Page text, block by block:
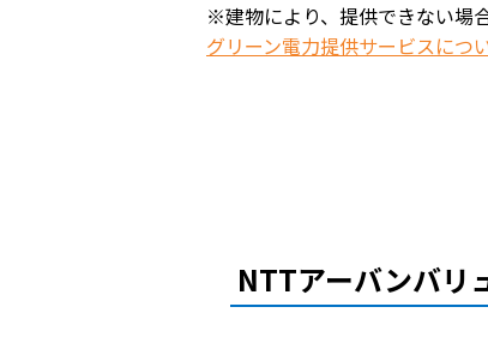
※建物により、提供できない場
グリーン電力提供サービスにつ
NTTアーバンバ